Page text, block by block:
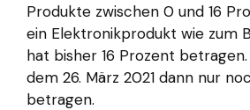
Produkte zwischen 0 und 16
ein Elektronikprodukt wie zum
hat bisher 16 Prozent
dem 26. März 2021 dann nur
betragen.